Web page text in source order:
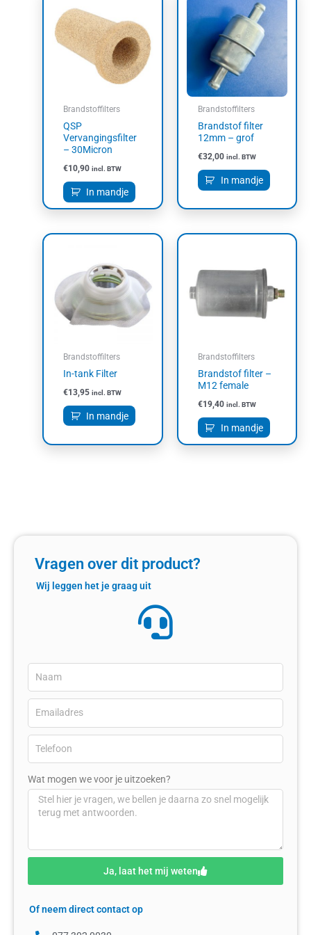
Brandstoffilters
QSP
Vervangingsfilter
– 30Micron
€10,90 incl. BTW
In mandje
Brandstoffilters
Brandstof filter
12mm – grof
€32,00 incl. BTW
In mandje
Brandstoffilters
In-tank Filter
€13,95 incl. BTW
In mandje
Brandstoffilters
Brandstof filter –
M12 female
€19,40 incl. BTW
In mandje
Vragen over dit product?
Wij leggen het je graag uit
Wat mogen we voor je uitzoeken?
Ja, laat het mij weten
Of neem direct contact op